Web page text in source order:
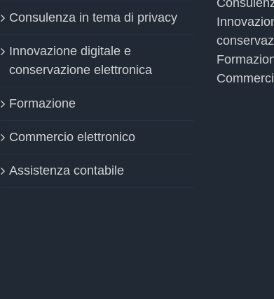
Consulenza in tema di privacy
Innovazione digitale e
conservazione elettronica
Formazione
Commercio elettronico
Assistenza contabile